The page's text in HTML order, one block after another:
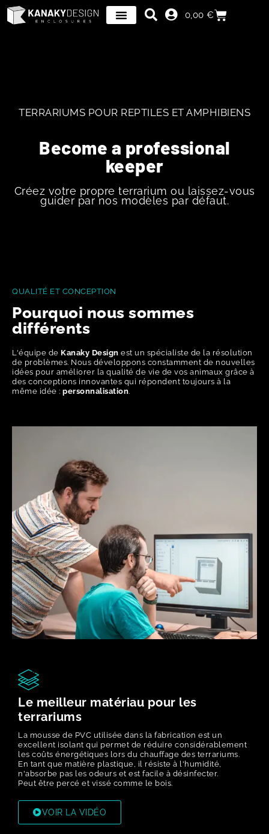
0,00€
TERRARIUMS POUR REPTILES ET AMPHIBIENS
Become a professional
keeper
Créez votre propre terrarium ou laissez-vous
guider par nos modèles par défaut.
QUALITÉ ET CONCEPTION
Pourquoi nous sommes
différents
L'équipe de Kanaky Design est un spécialiste de la résolution
de problèmes. Nous développons constamment de nouvelles
idées pour améliorer la qualité de vie de vos animaux grâce à
des conceptions innovantes qui répondent toujours à la
même idée : personnalisation.
Le meilleur matériau pour les
terrariums
La mousse de PVC utilisée dans la fabrication est un
excellent isolant qui permet de réduire considérablement
les coûts énergétiques lors du chauffage des terrariums.
En tant que matière plastique, il résiste à l'humidité,
n'absorbe pas les odeurs et est facile à désinfecter.
Peut être percé et vissé comme le bois.
VOIR LA VIDÉO